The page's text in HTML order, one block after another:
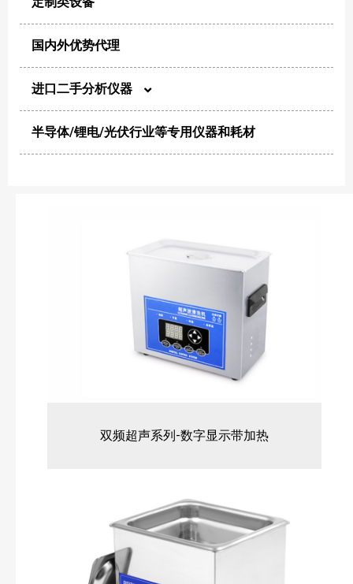
浮游菌采样器
净化设备
恒温/干燥/加热
国内外优势代理
进口二手分析仪器
高效液相色谱仪
半导体/锂电/光伏行业等专用仪器和耗材
双频超声系列-数字显示带加热